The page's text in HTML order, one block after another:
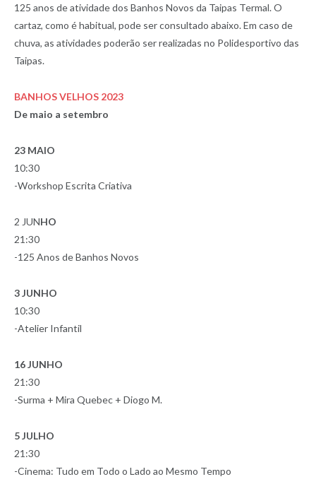
125 anos de atividade dos Banhos Novos da Taipas Termal. O
cartaz, como é habitual, pode ser consultado abaixo. Em caso de
chuva, as atividades poderão ser realizadas no Polidesportivo das
Taipas.
BANHOS VELHOS 2023
De maio a setembro
23 MAIO
10:30
-Workshop Escrita Criativa
2 JUNHO
21:30
-125 Anos de Banhos Novos
3 JUNHO
10:30
-Atelier Infantil
16 JUNHO
21:30
-Surma + Mira Quebec + Diogo M.
5 JULHO
21:30
-Cinema: Tudo em Todo o Lado ao Mesmo Tempo